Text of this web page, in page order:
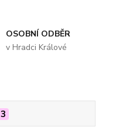
OSOBNÍ ODBĚR
v Hradci Králové
3